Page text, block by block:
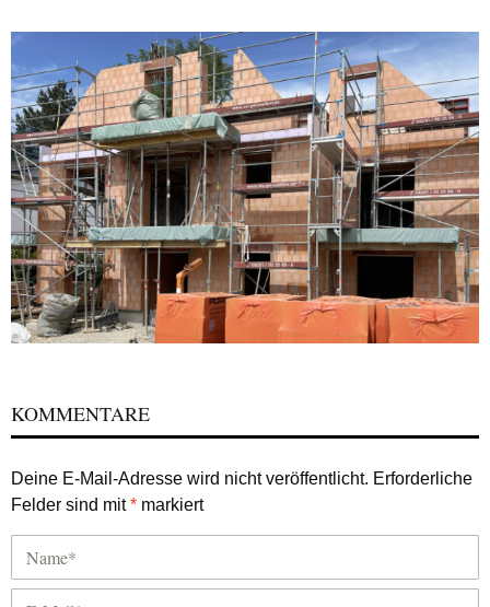
KOMMENTARE
Deine E-Mail-Adresse wird nicht veröffentlicht. Erforderliche
Felder sind mit* markiert